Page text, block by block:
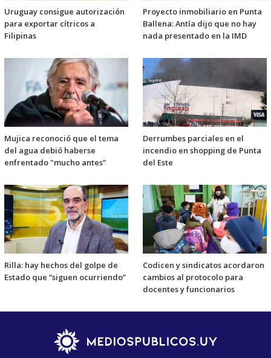
Uruguay consigue autorización
para exportar cítricos a
Filipinas
Proyecto inmobiliario en Punta
Ballena: Antía dijo que no hay
nada presentado en la IMD
Mujica reconoció que el tema
del agua debió haberse
enfrentado "mucho antes”
Derrumbes parciales en el
incendio en shopping de Punta
del Este
Rilla: hay hechos del golpe de
Estado que “siguen ocurriendo”
Codicen y sindicatos acordaron
cambios al protocolo para
docentes y funcionarios